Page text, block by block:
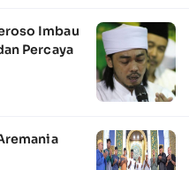
Imbau
Percaya